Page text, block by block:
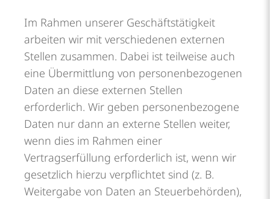
Im Rahmen unserer Geschäftstätigkeit
arbeiten wir mit verschiedenen externen
Stellen zusammen. Dabei ist teilweise auch
eine Übermittlung von personenbezogenen
Daten an diese externen Stellen
erforderlich. Wir geben personenbezogene
Daten nur dann an externe Stellen weiter,
wenn dies im Rahmen einer
Vertragserfüllung erforderlich ist, wenn wir
gesetzlich hierzu verpflichtet sind (z. B.
Weitergabe von Daten an Steuerbehörden),